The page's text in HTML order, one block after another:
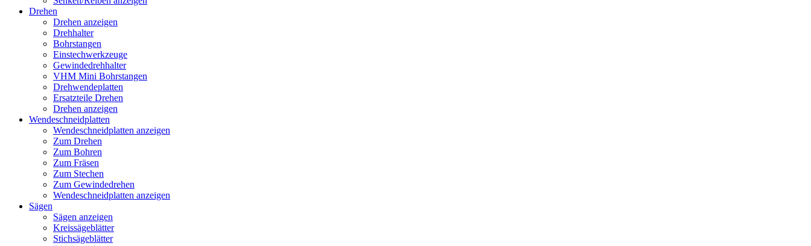
Drehen
Drehen anzeigen
Drehhalter
Bohrstangen
Einstechwerkzeuge
Gewindedrehhalter
VHM Mini Bohrstangen
Drehwendeplatten
Ersatzteile Drehen
Drehen anzeigen
Wendeschneidplatten
Wendeschneidplatten anzeigen
Zum Drehen
Zum Bohren
Zum Fräsen
Zum Stechen
Zum Gewindedrehen
Wendeschneidplatten anzeigen
Sägen
Sägen anzeigen
Kreissägeblätter
Stichsägeblätter